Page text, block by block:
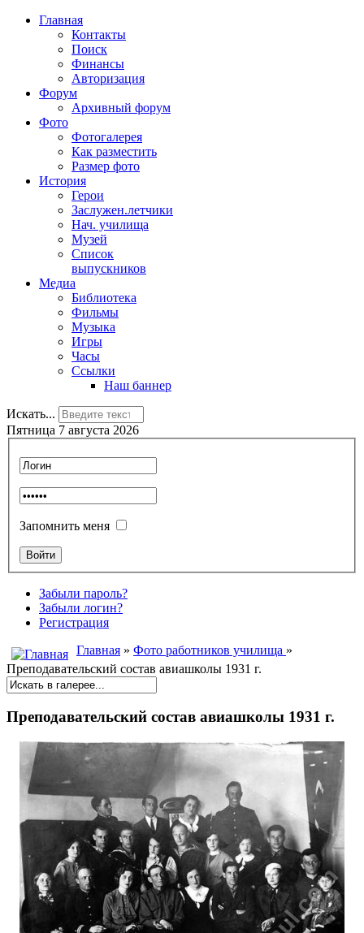
Главная
Контакты
Поиск
Финансы
Авторизация
Форум
Архивный форум
Фото
Фотогалерея
Как разместить
Размер фото
История
Герои
Заслужен.летчики
Нач. училища
Музей
Список
выпускников
Медиа
Библиотека
Фильмы
Музыка
Игры
Часы
Ссылки
Наш баннер
Искать...
Пятница 7 августа 2026
Запомнить меня
Забыли пароль?
Забыли логин?
Регистрация
Главная » Фото работников училища »
Преподавательский состав авиашколы 1931 г.
Преподавательский состав авиашколы 1931 г.